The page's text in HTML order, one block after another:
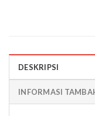
DESKRIPSI
INFORMASI